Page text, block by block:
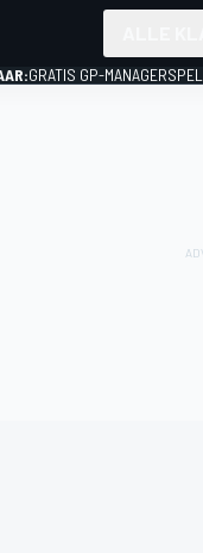
GRATIS GP-MANAGERSPEL